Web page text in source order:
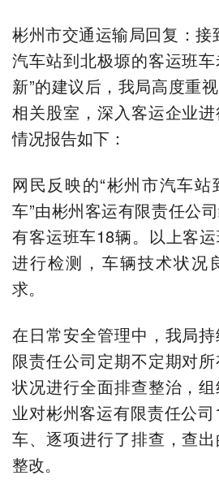
彬州市交通运输局回复：接
汽车站到北极塬的客运班
新”的建议后，我局高度重
相关股室，深入客运企业
情况报告如下：
网民反映的“彬州市汽车
车”由彬州客运有限责任公
有客运班车18辆。以上客
进行检测，车辆技术状况
求。
在日常安全管理中，我局
限责任公司定期不定期对
状况进行全面排查整治，
业对彬州客运有限责任公
车、逐项进行了排查，查
整改。